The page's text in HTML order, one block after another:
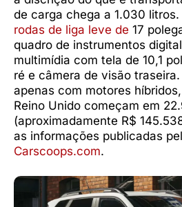
de carga chega a 1.030
rodas de liga leve de 17
quadro de instrumentos
multimídia com tela de 10,1
ré e câmera de visão
apenas com motores
Reino Unido começam em
(aproximadamente R$
as informações publicadas
Carscoops.com.